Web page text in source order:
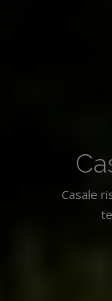
Casale